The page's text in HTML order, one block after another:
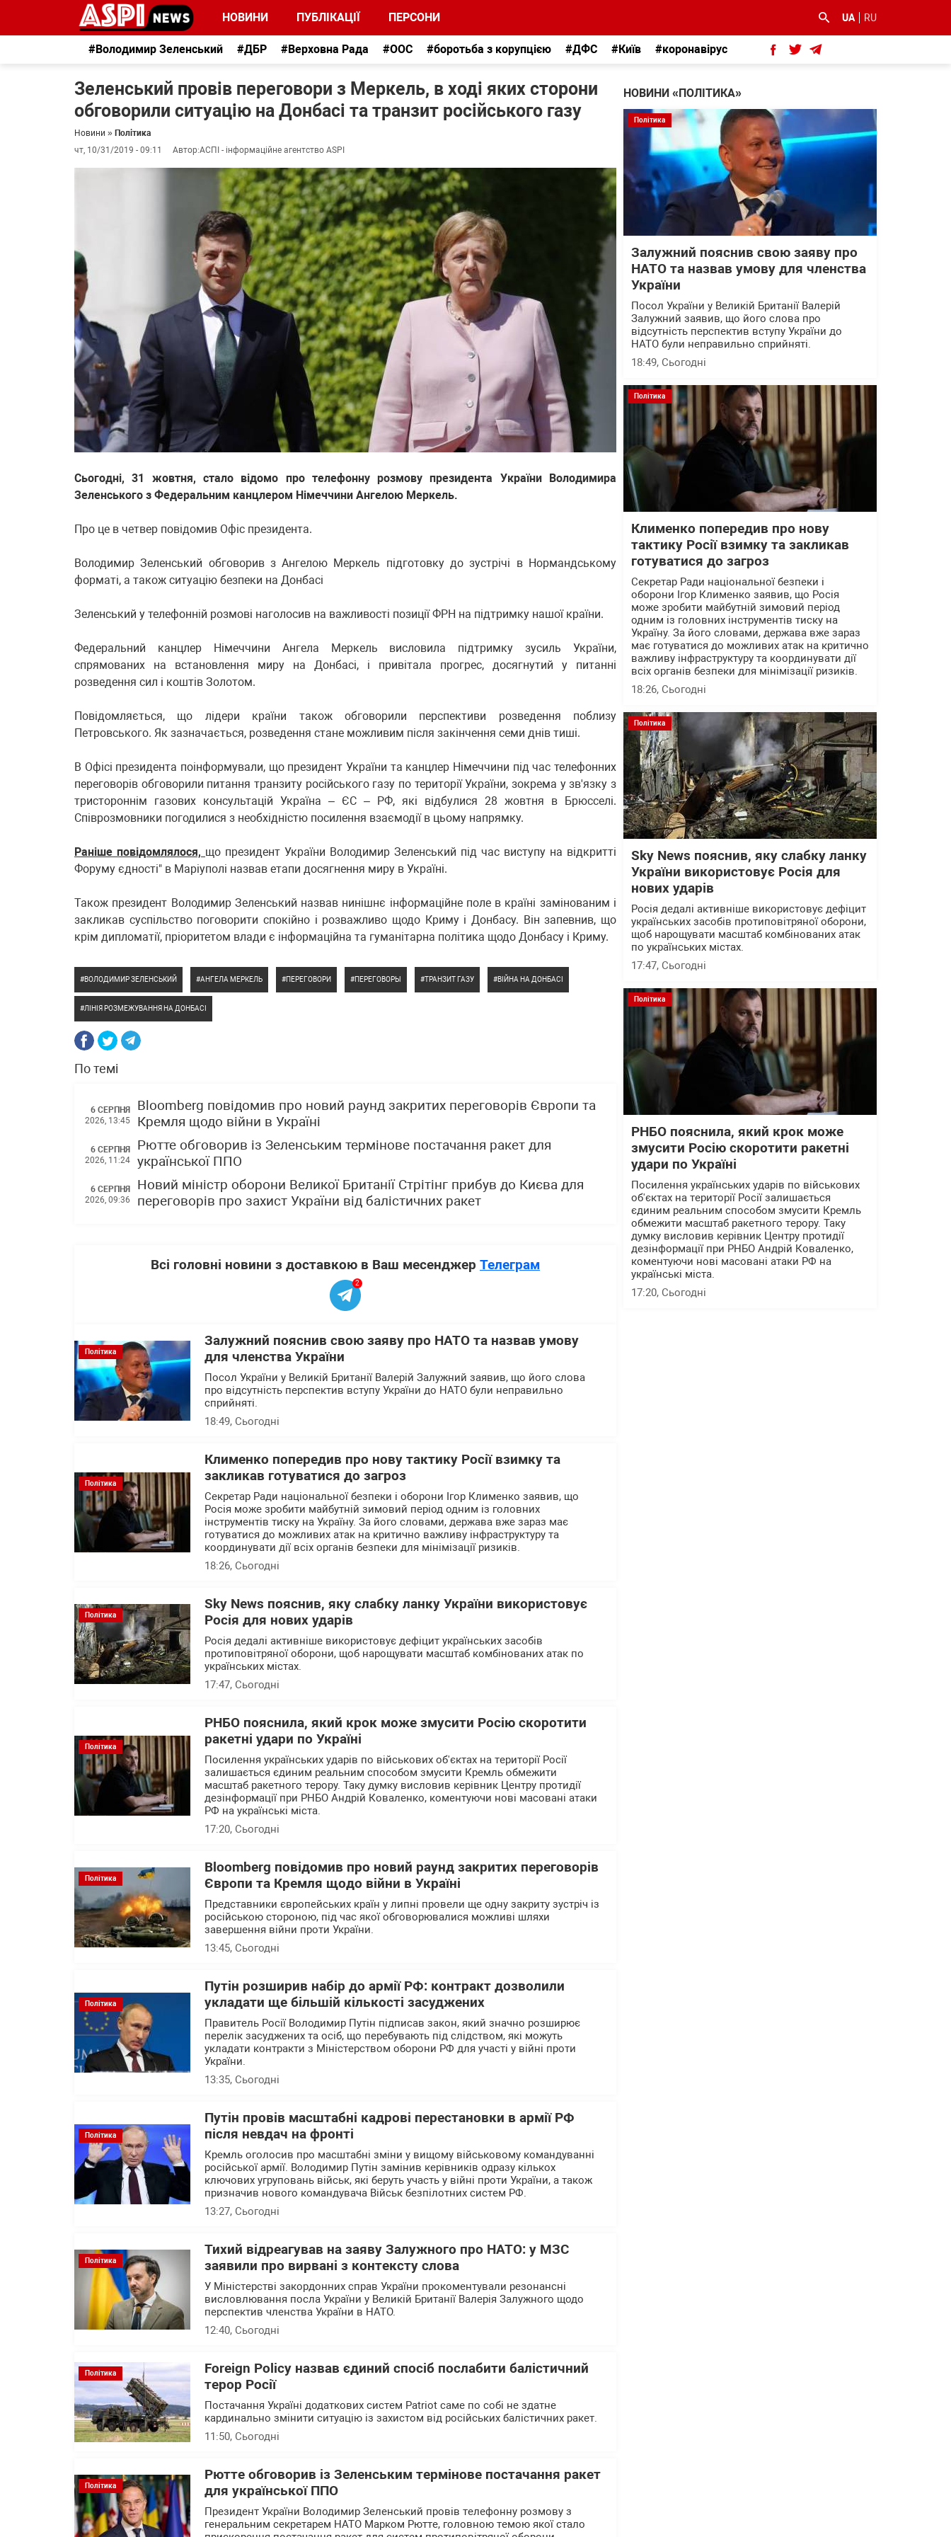
НОВИНИ ПУБЛІКАЦІЇ ПЕРСОНИ UA RU
#Володимир Зеленський #ДБР #Верховна Рада #ООС #боротьба з корупцією #ДФС #Київ #коронавірус
Зеленський провів переговори з Меркель, в ході яких сторони
обговорили ситуацію на Донбасі та транзит російського газу
Новини » Політика
чт, 10/31/2019 - 09:11
Автор:АСПІ - інформаційне агентство ASPI
Сьогодні, 31 жовтня, стало відомо про телефонну розмову президента України Володимира
Зеленського з Федеральним канцлером Німеччини Ангелою Меркель.
Про це в четвер повідомив Офіс президента.
Володимир Зеленський обговорив з Ангелою Меркель підготовку до зустрічі в Нормандському
форматі, а також ситуацію безпеки на Донбасі
Зеленський у телефонній розмові наголосив на важливості позиції ФРН на підтримку нашої країни.
Федеральний канцлер Німеччини Ангела Меркель висловила підтримку зусиль України,
спрямованих на встановлення миру на Донбасі, і привітала прогрес, досягнутий у питанні
розведення сил і коштів Золотом.
Повідомляється, що лідери країни також обговорили перспективи розведення поблизу
Петровського. Як зазначається, розведення стане можливим після закінчення семи днів тиші.
В Офісі президента поінформували, що президент України та канцлер Німеччини під час телефонних
переговорів обговорили питання транзиту російського газу по території України, зокрема у зв'язку з
тристороннім газових консультацій Україна – ЄС – РФ, які відбулися 28 жовтня в Брюсселі.
Співрозмовники погодилися з необхідністю посилення взаємодії в цьому напрямку.
Раніше повідомлялося, що президент України Володимир Зеленський під час виступу на відкритті
Форуму єдності" в Маріуполі назвав етапи досягнення миру в Україні.
Також президент Володимир Зеленський назвав нинішнє інформаційне поле в країні замінованим і
закликав суспільство поговорити спокійно і розважливо щодо Криму і Донбасу. Він запевнив, що
крім дипломатії, пріоритетом влади є інформаційна та гуманітарна політика щодо Донбасу і Криму.
ВОЛОДИМИР ЗЕЛЕНСЬКИЙ АНГЕЛА МЕРКЕЛЬ ПЕРЕГОВОРИ ПЕРЕГОВОРЫ ТРАНЗИТ ГАЗУ ВІЙНА НА ДОНБАСІ
ЛІНІЯ РОЗМЕЖУВАННЯ НА ДОНБАСІ
По темі
6 СЕРПНЯ
2026, 13:45
Bloomberg повідомив про новий раунд закритих переговорів Європи та
Кремля щодо війни в Україні
6 СЕРПНЯ
2026, 11:24
Рютте обговорив із Зеленським термінове постачання ракет для
української ППО
6 СЕРПНЯ
2026, 09:36
Новий міністр оборони Великої Британії Стрітінг прибув до Києва для
переговорів про захист України від балістичних ракет
Всі головні новини з доставкою в Ваш месенджер Телеграм
2
Політика
Залужний пояснив свою заяву про НАТО та назвав умову
для членства України
Посол України у Великій Британії Валерій Залужний заявив, що його слова
про відсутність перспектив вступу України до НАТО були неправильно
сприйняті.
18:49, Сьогодні
Політика
Клименко попередив про нову тактику Росії взимку та
закликав готуватися до загроз
Секретар Ради національної безпеки і оборони Ігор Клименко заявив, що
Росія може зробити майбутній зимовий період одним із головних
інструментів тиску на Україну. За його словами, держава вже зараз має
готуватися до можливих атак на критично важливу інфраструктуру та
координувати дії всіх органів безпеки для мінімізації ризиків.
18:26, Сьогодні
Політика
Sky News пояснив, яку слабку ланку України використовує
Росія для нових ударів
Росія дедалі активніше використовує дефіцит українських засобів
протиповітряної оборони, щоб нарощувати масштаб комбінованих атак по
українських містах.
17:47, Сьогодні
Політика
РНБО пояснила, який крок може змусити Росію скоротити
ракетні удари по Україні
Посилення українських ударів по військових об'єктах на території Росії
залишається єдиним реальним способом змусити Кремль обмежити
масштаб ракетного терору. Таку думку висловив керівник Центру протидії
дезінформації при РНБО Андрій Коваленко, коментуючи нові масовані атаки
РФ на українські міста.
17:20, Сьогодні
Політика
Bloomberg повідомив про новий раунд закритих переговорів
Європи та Кремля щодо війни в Україні
Представники європейських країн у липні провели ще одну закриту зустріч із
російською стороною, під час якої обговорювалися можливі шляхи
завершення війни проти України.
13:45, Сьогодні
Політика
Путін розширив набір до армії РФ: контракт дозволили
укладати ще більшій кількості засуджених
Правитель Росії Володимир Путін підписав закон, який значно розширює
перелік засуджених та осіб, що перебувають під слідством, які можуть
укладати контракти з Міністерством оборони РФ для участі у війні проти
України.
13:35, Сьогодні
Політика
Путін провів масштабні кадрові перестановки в армії РФ
після невдач на фронті
Кремль оголосив про масштабні зміни у вищому військовому командуванні
російської армії. Володимир Путін замінив керівників одразу кількох
ключових угруповань військ, які беруть участь у війні проти України, а також
призначив нового командувача Військ безпілотних систем РФ.
13:27, Сьогодні
Політика
Тихий відреагував на заяву Залужного про НАТО: у МЗС
заявили про вирвані з контексту слова
У Міністерстві закордонних справ України прокоментували резонансні
висловлювання посла України у Великій Британії Валерія Залужного щодо
перспектив членства України в НАТО.
12:40, Сьогодні
Політика
Foreign Policy назвав єдиний спосіб послабити балістичний
терор Росії
Постачання Україні додаткових систем Patriot саме по собі не здатне
кардинально змінити ситуацію із захистом від російських балістичних ракет.
11:50, Сьогодні
Політика
Рютте обговорив із Зеленським термінове постачання ракет
для української ППО
Президент України Володимир Зеленський провів телефонну розмову з
генеральним секретарем НАТО Марком Рютте, головною темою якої стало
НОВИНИ «ПОЛІТИКА»
Політика
Залужний пояснив свою заяву про
НАТО та назвав умову для членства
України
Посол України у Великій Британії Валерій
Залужний заявив, що його слова про
відсутність перспектив вступу України до
НАТО були неправильно сприйняті.
18:49, Сьогодні
Політика
Клименко попередив про нову
тактику Росії взимку та закликав
готуватися до загроз
Секретар Ради національної безпеки і
оборони Ігор Клименко заявив, що Росія
може зробити майбутній зимовий період
одним із головних інструментів тиску на
Україну. За його словами, держава вже зараз
має готуватися до можливих атак на критично
важливу інфраструктуру та координувати дії
всіх органів безпеки для мінімізації ризиків.
18:26, Сьогодні
Політика
Sky News пояснив, яку слабку ланку
України використовує Росія для
нових ударів
Росія дедалі активніше використовує дефіцит
українських засобів протиповітряної оборони,
щоб нарощувати масштаб комбінованих атак
по українських містах.
17:47, Сьогодні
Політика
РНБО пояснила, який крок може
змусити Росію скоротити ракетні
удари по Україні
Посилення українських ударів по військових
об'єктах на території Росії залишається
єдиним реальним способом змусити Кремль
обмежити масштаб ракетного терору. Таку
думку висловив керівник Центру протидії
дезінформації при РНБО Андрій Коваленко,
коментуючи нові масовані атаки РФ на
українські міста.
17:20, Сьогодні